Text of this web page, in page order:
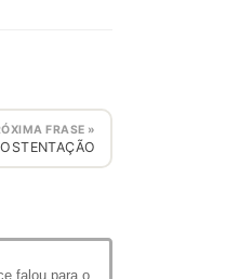
FRASE »
falou para o